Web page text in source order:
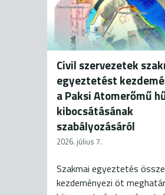
Civil szervezetek
egyeztetést
a Paksi Atomerőmű
kibocsátásának
szabályozásáról
2026. július 7.
Szakmai egyeztetés
kezdeményezi öt